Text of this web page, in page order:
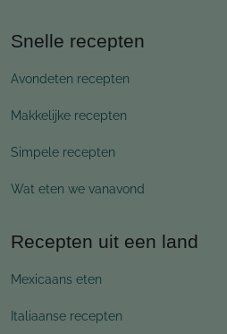
Snelle recepten
Avondeten recepten
Makkelijke recepten
Simpele recepten
Wat eten we vanavond
Recepten uit een land
Mexicaans eten
Italiaanse recepten